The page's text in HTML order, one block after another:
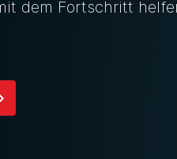
dem Fortschritt